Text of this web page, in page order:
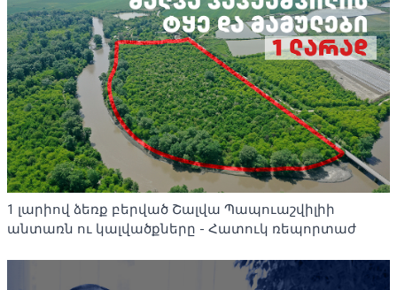
1 լարիով ձեռք բերված Շալվա Պապուաշվիլիի
անտառն ու կալվածքները - Հատուկ ռեպորտաժ